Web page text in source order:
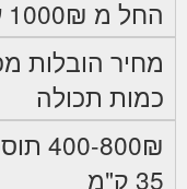
החל מ 1000₪ עד 2000₪ בתוך העיר
מחיר הובלות
כמות תכולה
35 ק"מ